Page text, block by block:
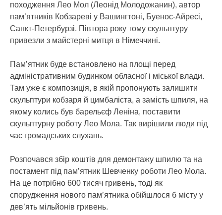
походження Лео Мол (Леонід Молодожанин), автор
пам’ятників Кобзареві у Вашингтоні, Буенос-Айресі,
Санкт-Петербурзі. Півтора року тому скульптуру
привезли з майстерні митця в Німеччині.
Пам’ятник буде встановлено на площі перед
адміністративним будинком обласної і міської влади.
Там уже є композиція, в якій пропонують залишити
скульптури кобзаря й цимбаліста, а замість шпиля, на
якому колись був барельєф Леніна, поставити
скульптурну роботу Лео Мола. Так вирішили люди під
час громадських слухань.
Розпочався збір коштів для демонтажу шпилю та на
постамент під пам’ятник Шевченку роботи Лео Мола.
На це потрібно 600 тисяч гривень, тоді як
спорудження нового пам’ятника обійшлося б місту у
дев’ять мільйонів гривень.